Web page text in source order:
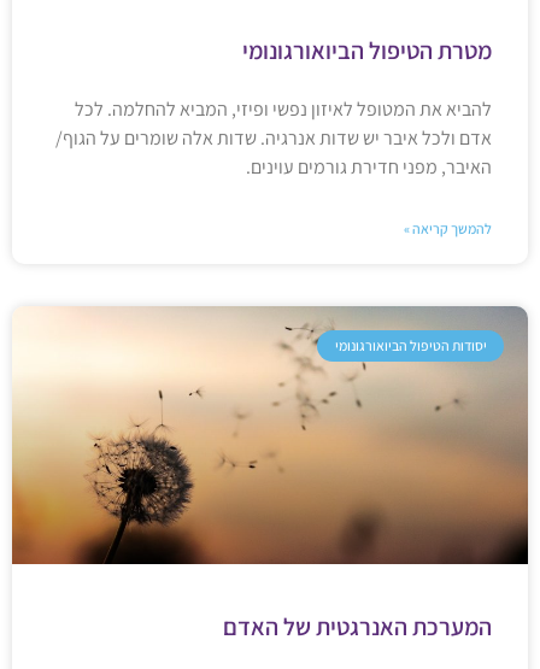
מטרת הטיפול הביואורגונומי
להביא את המטופל לאיזון נפשי ופיזי, המביא להחלמה. לכל
אדם ולכל איבר יש שדות אנרגיה. שדות אלה שומרים על הגוף/
האיבר, מפני חדירת גורמים עוינים.
להמשך קריאה »
יסודות הטיפול הביואורגונומי
המערכת האנרגטית של האדם